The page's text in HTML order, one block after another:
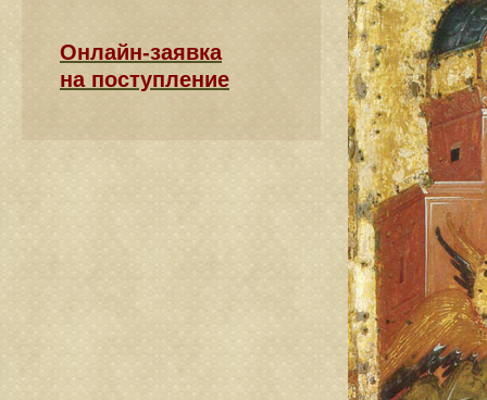
Онлайн-заявка
на поступление